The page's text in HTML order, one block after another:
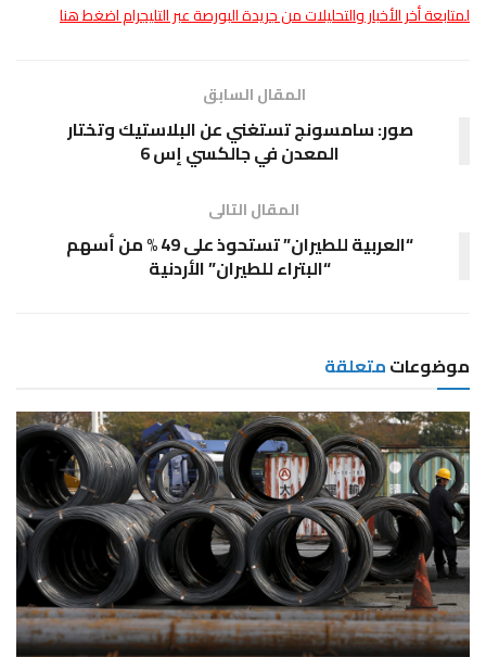
لمتابعة أخر الأخبار والتحليلات من جريدة البورصة عبر التليجرام اضغط هنا
المقال السابق
صور: سامسونج تستغني عن البلاستيك وتختار
المعدن في جالكسي إس 6
المقال التالى
“العربية للطيران” تستحوذ على 49 % من أسهم
“البتراء للطيران” الأردنية
موضوعاتمتعلقة